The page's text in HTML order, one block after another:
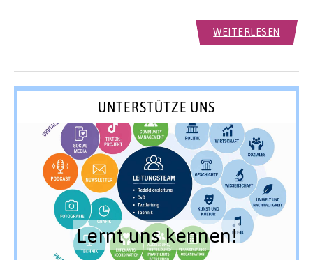
WEITERLESEN
UNTERSTÜTZE UNS
Lernt uns kennen!